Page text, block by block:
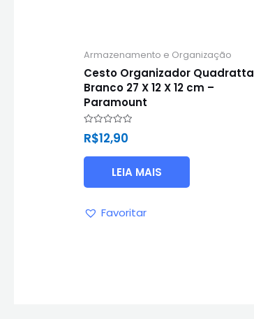
Armazenamento e Organização
Cesto Organizador Quadratta
Branco 27 X 12 X 12 cm –
Paramount
Avaliação
0
5
R$12,90
LEIA MAIS
Favoritar